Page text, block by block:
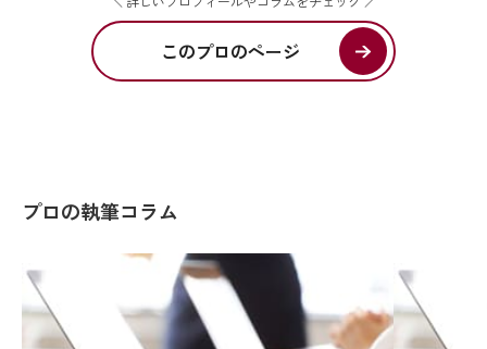
このプロのページ
プロの執筆コラム